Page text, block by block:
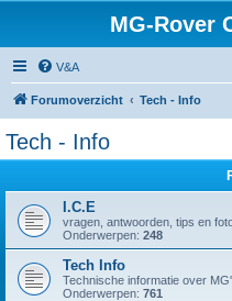
MG-Rover
V&A
Forumoverzicht Tech - Info
Tech - Info
I.C.E
vragen, antwoorden, tips en
Onderwerpen: 248
Tech Info
Technische informatie over
Onderwerpen: 761